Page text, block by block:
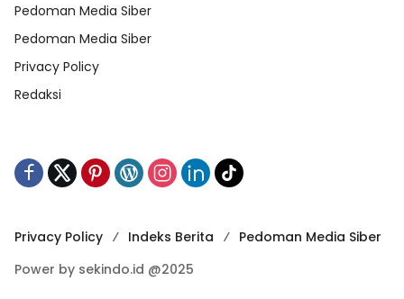
Pedoman Media Siber
Pedoman Media Siber
Privacy Policy
Redaksi
Privacy Policy Indeks Berita
Pedoman Media Siber
Power by sekindo.id @2025